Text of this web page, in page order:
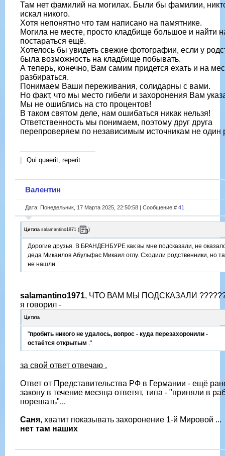
Там нет фамилий на могилах. Были бы фамилии,
искал никого.
Хотя непонятно что там написано на памятнике.
Могила не месте, просто кладбище большое и найти
постараться ещё.
Хотелось бы увидеть свежие фотографии, если у
была возможность на кладбище побывать.
А теперь, конечно, Вам самим придется ехать и на
разбираться.
Понимаем Ваши переживания, солидарны с вами.
Но факт, что мы место гибели и захоронения Вам
Мы не ошиблись на сто процентов!
В таком святом деле, нам ошибаться никак нельзя!
Ответственность мы понимаем, поэтому друг друга
перепроверяем по независимым источникам не один
Qui quaerit, reperit
Валентин
Дата: Понедельник, 17 Марта 2025, 22:50:58 | Сообщение # 41
Цитата salamantino1971 ( )
Дорогие друзья. В БРАНДЕНБУРЕ как вы мне подсказали, не
деда Микаилов Абульфас Микаил оглу. Сходили родственники, но
не нашли.
salamantino1971, ЧТО ВАМ МЫ ПОДСКАЗАЛИ
я говорил -
Цитата
"пробить никого не удалось, вопрос - куда перезахоронили -
остаётся открытым ."
за свой ответ отвечаю .
Ответ от Представительства РФ в Германии - ещё
закону в течение месяца ответят, типа - "приняли в
порешать"...
Саня, хватит показывать захоронение 1-й Мировой ...
нет там наших